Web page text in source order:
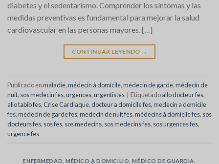
diabetes y el sedentarismo. Comprender los síntomas y las
medidas preventivas es fundamental para mejorar la salud
cardiovascular en las personas mayores. […]
CONTINUAR LEYENDO →
Publicado enmaladie,médecin à domicile,médecin de garde,médecin de
nuit, sos medecin fes,urgences,urgentistes Etiquetadoallo docteur fes,
allo tabib fes, Crise Cardiaque, docteur a domicile fes,medecin a domicile
fes,medecin de garde fes,medecin de nuit fes,médecins à domicile fes, sos
docteurs fes, sos fes, sos medecins, sos medecins fes, sos urgences fes,
urgence fes
ENFERMEDAD ,MÉDICO A DOMICILIO ,MÉDICO DE GUARDIA